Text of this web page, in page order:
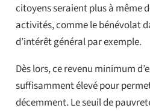
citoyens seraient plus à même
activités, comme le bénévolat
d’intérêt général par exemple.
Dès lors, ce revenu minimum
suffisamment élevé pour
décemment. Le seuil de